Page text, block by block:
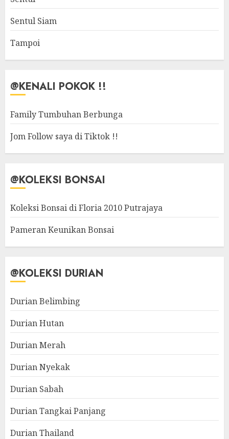
Sentul Siam
Tampoi
@KENALI POKOK !!
Family Tumbuhan Berbunga
Jom Follow saya di Tiktok !!
@KOLEKSI BONSAI
Koleksi Bonsai di Floria 2010 Putrajaya
Pameran Keunikan Bonsai
@KOLEKSI DURIAN
Durian Belimbing
Durian Hutan
Durian Merah
Durian Nyekak
Durian Sabah
Durian Tangkai Panjang
Durian Thailand